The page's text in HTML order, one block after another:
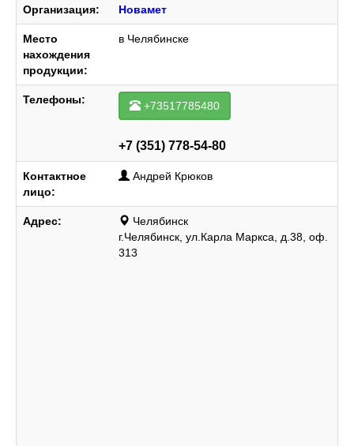
Организация: Новамет
Место
нахождения
продукции:
в Челябинске
Телефоны: +73517785480
+7 (351) 778-54-80
Контактное
лицо:
Андрей Крюков
Адрес:
Челябинск
г.Челябинск, ул.Карла Маркса, д.38, оф.
313